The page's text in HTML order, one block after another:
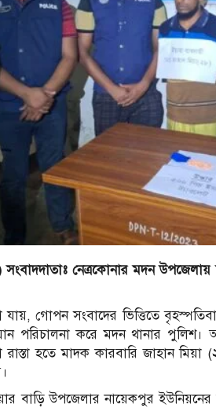
নেত্রকোনার মদন উপজেলায়
যায়, গোপন সংবাদের ভিত্তিতে
পরিচালনা করে মদন থানার পুলিশ।
হতে মাদক কারবারি জাহান
বাড়ি উপজেলার নায়েকপুর ইউনিয়নের